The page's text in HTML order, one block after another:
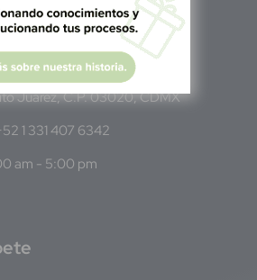
234, Col. Narvarte Poniente,
Juárez, C.P. 03020, CDMX
1 331 407 6342
am - 5:00 pm